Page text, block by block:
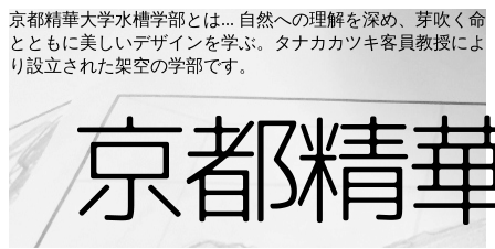
京都精華大学水槽学部とは... 自然への理解を深め、芽吹く命
とともに美しいデザインを学ぶ。タナカカツキ客員教授によ
り設立された架空の学部です。